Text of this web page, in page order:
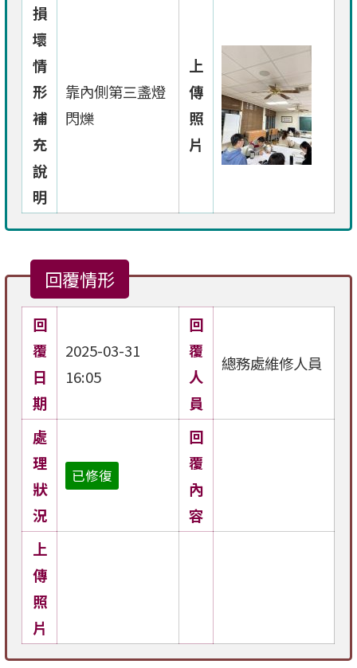
損
壞
情
形
補
充
說
明
靠內側第三盞燈
閃爍
上
傳
照
片
回覆情形
回
覆
日
期
2025-03-31
16:05
回
覆
人
員
總務處維修人員
處
理
狀
況
已修復
回
覆
內
容
上
傳
照
片